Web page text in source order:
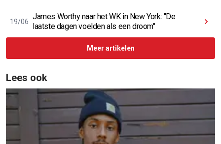
19/06
James Worthy naar het WK in New York: "De
laatste dagen voelden als een droom"
Meer artikelen
Lees ook